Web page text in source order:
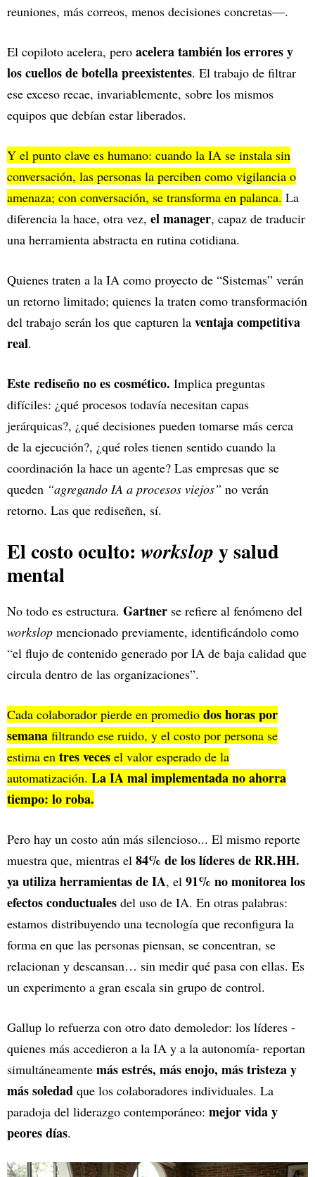
reuniones, más correos, menos decisiones concretas—.
El copiloto acelera, pero acelera también los errores y
los cuellos de botella preexistentes. El trabajo de filtrar
ese exceso recae, invariablemente, sobre los mismos
equipos que debían estar liberados.
Y el punto clave es humano: cuando la IA se instala sin
conversación, las personas la perciben como vigilancia o
amenaza; con conversación, se transforma en palanca. La
diferencia la hace, otra vez, el manager, capaz de traducir
una herramienta abstracta en rutina cotidiana.
Quienes traten a la IA como proyecto de “Sistemas” verán
un retorno limitado; quienes la traten como transformación
del trabajo serán los que capturen la ventaja competitiva
real.
Este rediseño no es cosmético. Implica preguntas
difíciles: ¿qué procesos todavía necesitan capas
jerárquicas?, ¿qué decisiones pueden tomarse más cerca
de la ejecución?, ¿qué roles tienen sentido cuando la
coordinación la hace un agente? Las empresas que se
queden “agregando IA a procesos viejos” no verán
retorno. Las que rediseñen, sí.
El costo oculto: workslop y salud
mental
No todo es estructura. Gartner se refiere al fenómeno del
workslop mencionado previamente, identificándolo como
“el flujo de contenido generado por IA de baja calidad que
circula dentro de las organizaciones”.
Cada colaborador pierde en promedio dos horas por
semana filtrando ese ruido, y el costo por persona se
estima en tres veces el valor esperado de la
automatización. La IA mal implementada no ahorra
tiempo: lo roba.
Pero hay un costo aún más silencioso... El mismo reporte
muestra que, mientras el 84% de los líderes de RR.HH.
ya utiliza herramientas de IA, el 91% no monitorea los
efectos conductuales del uso de IA. En otras palabras:
estamos distribuyendo una tecnología que reconfigura la
forma en que las personas piensan, se concentran, se
relacionan y descansan… sin medir qué pasa con ellas. Es
un experimento a gran escala sin grupo de control.
Gallup lo refuerza con otro dato demoledor: los líderes -
quienes más accedieron a la IA y a la autonomía- reportan
simultáneamente más estrés, más enojo, más tristeza y
más soledad que los colaboradores individuales. La
paradoja del liderazgo contemporáneo: mejor vida y
peores días.